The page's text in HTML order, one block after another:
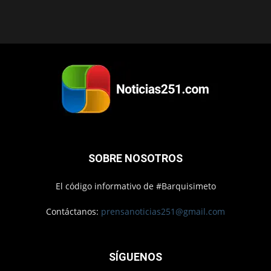
SOBRE NOSOTROS
El código informativo de #Barquisimeto
Contáctanos: prensanoticias251@gmail.com
SÍGUENOS